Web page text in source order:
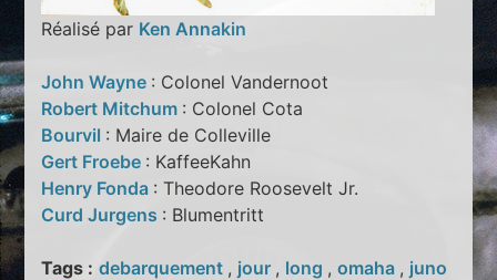
Réalisé par Ken Annakin
John Wayne : Colonel Vandernoot
Robert Mitchum : Colonel Cota
Bourvil : Maire de Colleville
Gert Froebe : KaffeeKahn
Henry Fonda : Theodore Roosevelt Jr.
Curd Jurgens : Blumentritt
Tags : debarquement , jour , long ,omaha , juno